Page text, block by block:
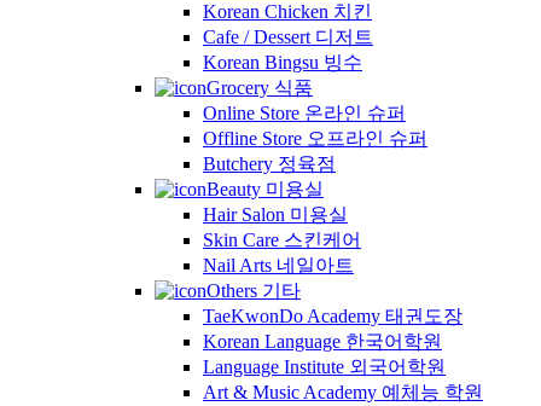
Korean Chicken 치킨
Cafe / Dessert 디저트
Korean Bingsu 빙수
Grocery 식품
Online Store 온라인 슈퍼
Offline Store 오프라인 슈퍼
Butchery 정육점
Beauty 미용실
Hair Salon 미용실
Skin Care 스킨케어
Nail Arts 네일아트
Others 기타
TaeKwonDo Academy 태권도장
Korean Language 한국어학원
Language Institute 외국어학원
Art & Music Academy 예체능 학원